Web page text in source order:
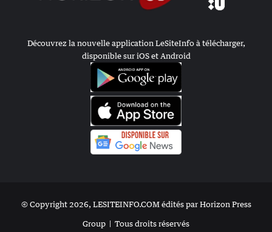
Découvrez la nouvelle application LeSiteInfo à télécharger,
disponible sur iOS et Android
© Copyright 2026, LESITEINFO.COM édités par Horizon Press
Group | Tous droits réservés